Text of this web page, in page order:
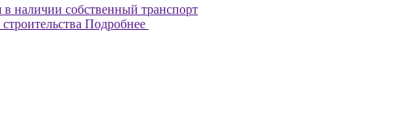
наличии собственный транспорт
Подробнее